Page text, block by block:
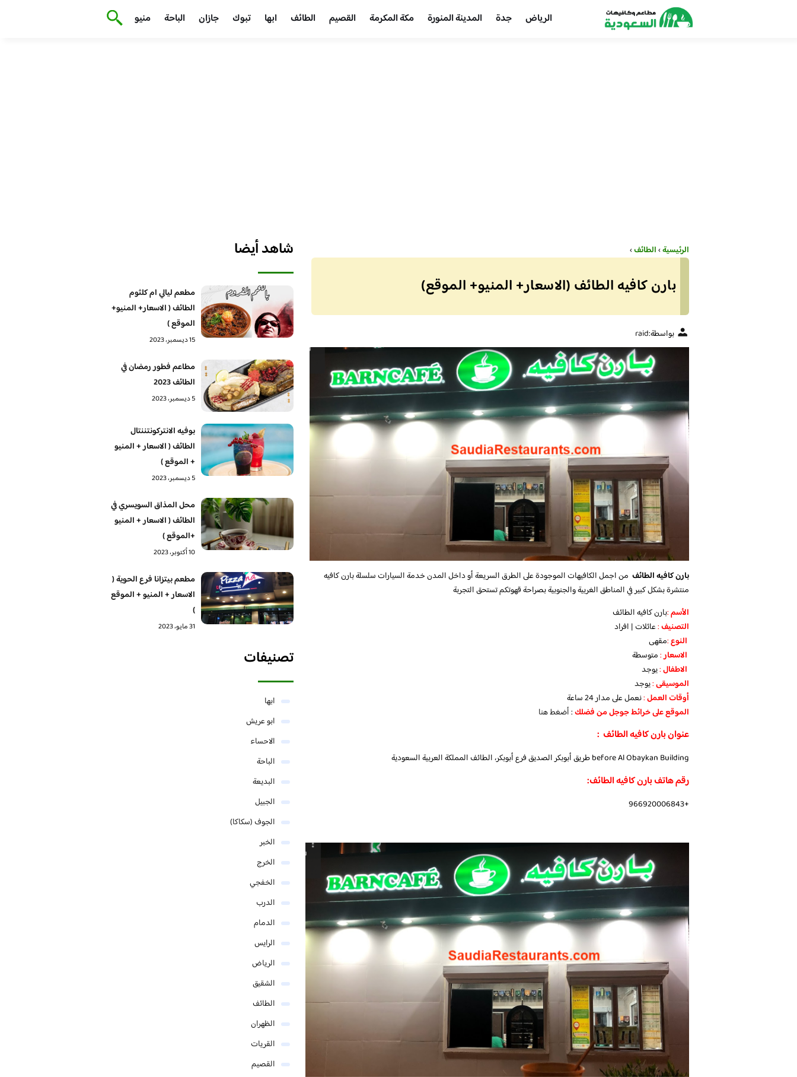
الرياض جدة المدينة المنورة مكة المكرمة القصيم الطائف ابها تبوك جازان الباحة منيو
الرئيسية›الطائف›
بارن كافيه الطائف (الاسعار+ المنيو+ الموقع)
بواسطة:raid
بارن كافيه الطائف من اجمل الكافيهات الموجودة على الطرق السريعة أو داخل المدن خدمة السيارات سلسلة بارن كافيه
منتشرة بشكل كبير في المناطق الغربية والجنوبية بصراحة قهوتكم تستحق التجربة
الأسم:بارن كافيه الطائف
التصنيف:عائلات | افراد
النوع:مقهى
الاسعار:متوسطة
الاطفال:يوجد
الموسيقى:يوجد
‏أوقات العمل:نعمل على مدار 24 ساعة
الموقع على خرائط جوجل من فضلك:أضغط هنا
عنوان بارن كافيه الطائف :
before Al Obaykan Building طريق أبوبكر الصديق فرع أبوبكر، الطائف المملكة العربية السعودية
رقم هاتف بارن كافيه الطائف:
+966920006843
شاهد أيضا
مطعم ليالي ام كلثوم
الطائف ( الاسعار+ المنيو+
الموقع )
15 ديسمبر، 2023
مطاعم فطور رمضان في
الطائف 2023
5 ديسمبر، 2023
بوفيه الانتركونتننتال
الطائف ( الاسعار + المنيو
+ الموقع )
5 ديسمبر، 2023
محل المذاق السويسري في
الطائف ( الاسعار + المنيو
+الموقع )
10 أكتوبر، 2023
مطعم بيتزانا فرع الحوية (
الاسعار + المنيو + الموقع
)
31 مايو، 2023
تصنيفات
ابها
ابو عريش
الاحساء
الباحة
البديعة
الجبيل
الجوف (سكاكا)
الخبر
الخرج
الخفجي
الدرب
الدمام
الرايس
الرياض
الشقيق
الطائف
الظهران
القريات
القصيم